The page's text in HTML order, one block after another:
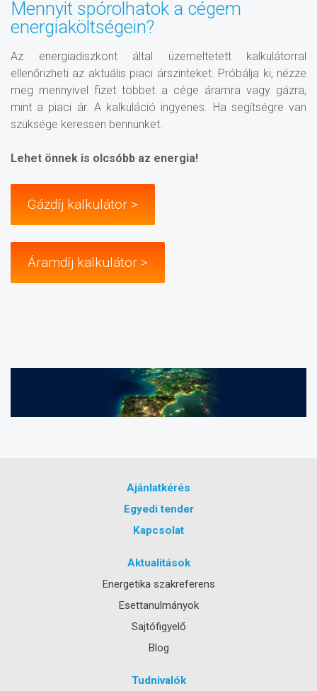
Mennyit spórolhatok a cégem
energiaköltségein?
Az energiadiszkont által üzemeltetett kalkulátorral
ellenőrizheti az aktuális piaci árszinteket. Próbálja ki, nézze
meg mennyivel fizet többet a cége áramra vagy gázra,
mint a piaci ár. A kalkuláció ingyenes. Ha segítségre van
szüksége keressen bennünket.
Lehet önnek is olcsóbb az energia!
Gázdíj kalkulátor >
Áramdíj kalkulátor >
Ajánlatkérés
Egyedi tender
Kapcsolat
Aktualitások
Energetika szakreferens
Esettanulmányok
Sajtófigyelő
Blog
Tudnivalók